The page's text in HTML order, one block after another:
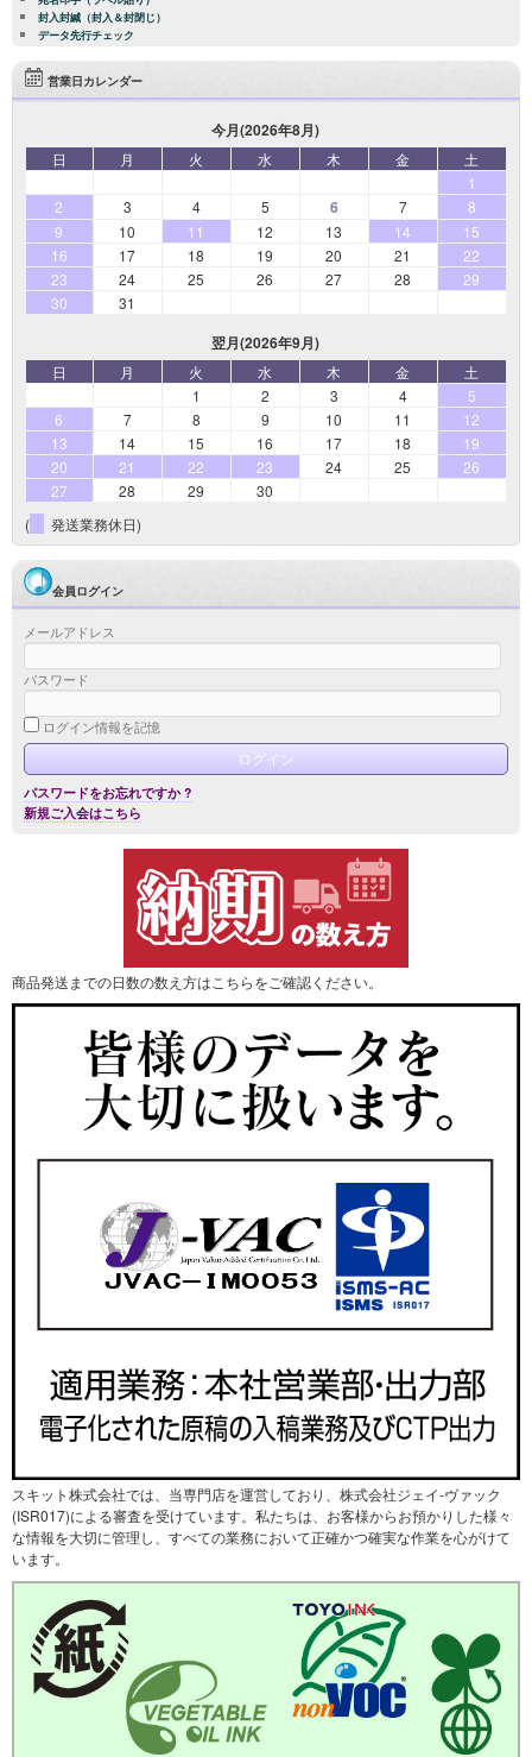
封入封緘（封入＆封閉じ）
データ先行チェック
営業日カレンダー
今月(2026年8月)
日 月 火 水 木 金
土
1
2
3 4 5 6 7
8
9
10 11 12 13 14
15
16
17 18 19 20 21
22
23
24 25 26 27 28
29
30
31
翌月(2026年9月)
日 月 火 水 木 金
土
1
2 3 4
5
6
7 8 9 10 11
12
13
14 15 16 17 18
19
20
21 22 23 24 25
26
27
28 29
30
(
発送業務休日)
会員ログイン
メールアドレス
パスワード
ログイン情報を記憶
パスワードをお忘れですか ?
新規ご入会はこちら
商品発送までの日数の数え方はこちらをご確認ください。
スキット株式会社では、当専門店を運営しており、株式会社ジェイ-ヴァック
(ISR017)による審査を受けています。私たちは、お客様からお預かりした様々
な情報を大切に管理し、すべての業務において正確かつ確実な作業を心がけて
います。